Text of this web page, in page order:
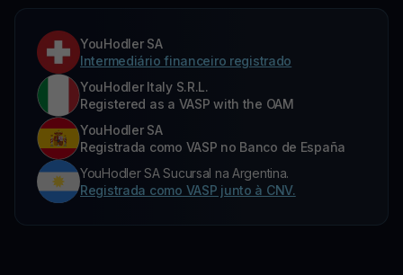
YouHodler SA
Intermediário financeiro registrado
YouHodler Italy S.R.L.
Registered as a VASP with the OAM
YouHodler SA
Registrada como VASP no Banco de España
YouHodler SA Sucursal na Argentina.
Registrada como VASP junto à CNV.